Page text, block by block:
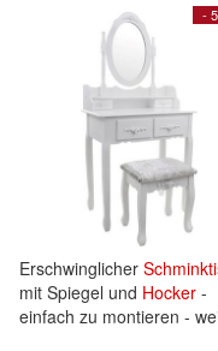
-
Erschwinglicher
mit Spiegel und Hocker -
einfach zu montieren -